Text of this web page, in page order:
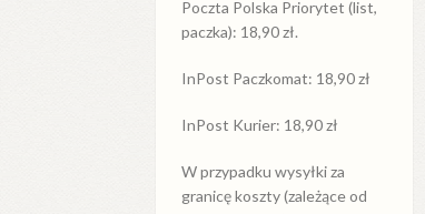
Poczta Polska Priorytet (list,
paczka): 18,90 zł.
InPost Paczkomat: 18,90 zł
InPost Kurier: 18,90 zł
W przypadku wysyłkiza
granicękoszty (zależące od